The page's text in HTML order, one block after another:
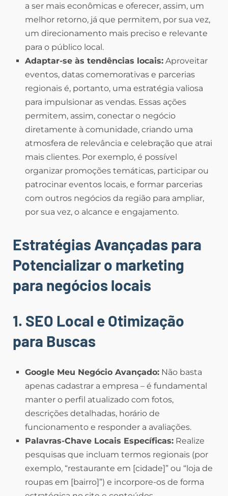
a ser mais econômicas e oferecer, assim, um
melhor retorno, já que permitem, por sua vez,
um direcionamento mais preciso e relevante
para o público local.
Adaptar-se às tendências locais: Aproveitar
eventos, datas comemorativas e parcerias
regionais é, portanto, uma estratégia valiosa
para impulsionar as vendas. Essas ações
permitem, assim, conectar o negócio
diretamente à comunidade, criando uma
atmosfera de relevância e celebração que atrai
mais clientes. Por exemplo, é possível
organizar promoções temáticas, participar ou
patrocinar eventos locais, e formar parcerias
com outros negócios da região para ampliar,
por sua vez, o alcance e engajamento.
Estratégias Avançadas para
Potencializar o marketing
para negócios locais
1. SEO Local e Otimização
para Buscas
Google Meu Negócio Avançado: Não basta
apenas cadastrar a empresa – é fundamental
manter o perfil atualizado com fotos,
descrições detalhadas, horário de
funcionamento e responder a avaliações.
Palavras-Chave Locais Específicas: Realize
pesquisas que incluam termos regionais (por
exemplo, “restaurante em [cidade]” ou “loja de
roupas em [bairro]”) e incorpore-os de forma